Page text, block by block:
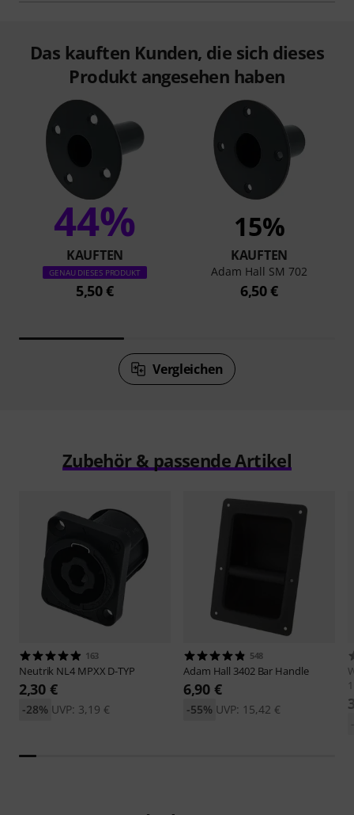
Das kauften Kunden, die sich dieses
Produkt angesehen haben
44%
KAUFTEN
GENAU DIESES PRODUKT
5,50 €
15%
KAUFTEN
Adam Hall SM 702
6,50 €
Vergleichen
Zubehör & passende Artikel
163
Neutrik NL4 MPXX D-TYP
2,30 €
UVP: 3,19 €
-28%
548
Adam Hall 3402 Bar Handle
6,90 €
UVP: 15,42 €
-55%